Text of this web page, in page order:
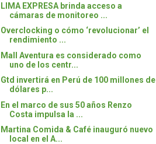
LIMA EXPRESA brinda acceso a
cámaras de monitoreo ...
Overclocking o cómo ‘revolucionar’ el
rendimiento ...
Mall Aventura es considerado como
uno de los centr...
Gtd invertirá en Perú de 100 millones de
dólares p...
En el marco de sus 50 años Renzo
Costa impulsa la ...
Martina Comida & Café inauguró nuevo
local en el A...